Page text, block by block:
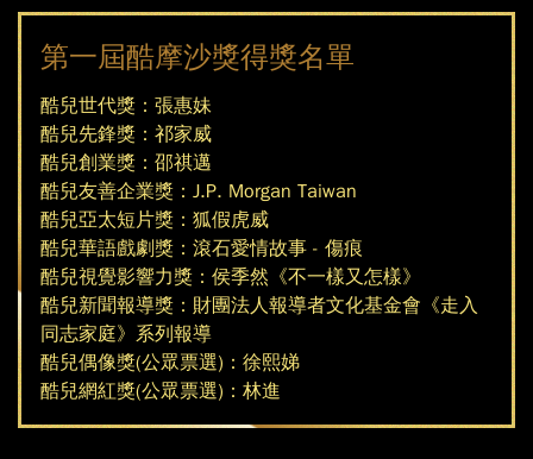
第一屆酷摩沙獎得獎名單
酷兒世代獎：張惠妹
酷兒先鋒獎：祁家威
酷兒創業獎：邵祺邁
酷兒友善企業獎：J.P. Morgan Taiwan
酷兒亞太短片獎：狐假虎威
酷兒華語戲劇獎：滾石愛情故事 - 傷痕
酷兒視覺影響力獎：侯季然《不一樣又怎樣》
酷兒新聞報導獎：財團法人報導者文化基金會《走入
同志家庭》系列報導
酷兒偶像獎(公眾票選)：徐熙娣
酷兒網紅獎(公眾票選)：林進